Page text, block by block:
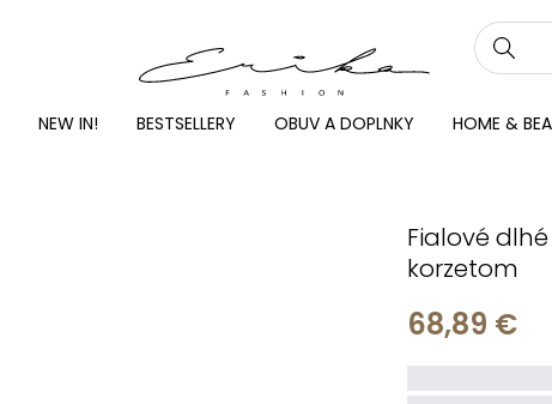
NEW IN! BESTSELLERY OBUV A DOPLNKY HOME &
Fialové dlhé
korzetom
68,89 €